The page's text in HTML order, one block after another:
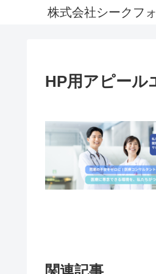
株式会社シークフ
HP用アピール